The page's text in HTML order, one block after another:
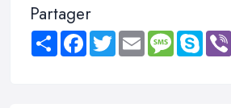
Partager
Share FacebookTwitter Email MessageSkype